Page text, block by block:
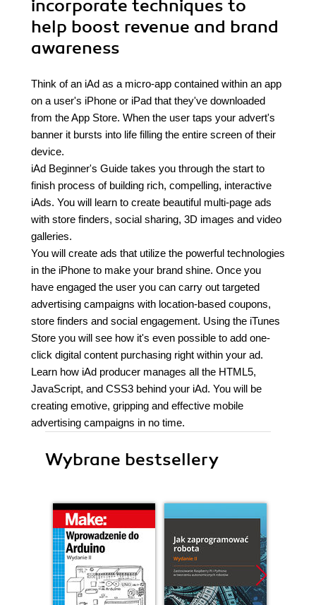
incorporate techniques to
help boost revenue and brand
awareness
Think of an iAd as a micro-app contained within an app
on a user's iPhone or iPad that they've downloaded
from the App Store. When the user taps your advert's
banner it bursts into life filling the entire screen of their
device.
iAd Beginner's Guide takes you through the start to
finish process of building rich, compelling, interactive
iAds. You will learn to create beautiful multi-page ads
with store finders, social sharing, 3D images and video
galleries.
You will create ads that utilize the powerful technologies
in the iPhone to make your brand shine. Once you
have engaged the user you can carry out targeted
advertising campaigns with location-based coupons,
store finders and social engagement. Using the iTunes
Store you will see how it's even possible to add one-
click digital content purchasing right within your ad.
Learn how iAd producer manages all the HTML5,
JavaScript, and CSS3 behind your iAd. You will be
creating emotive, gripping and effective mobile
advertising campaigns in no time.
Wybrane bestsellery